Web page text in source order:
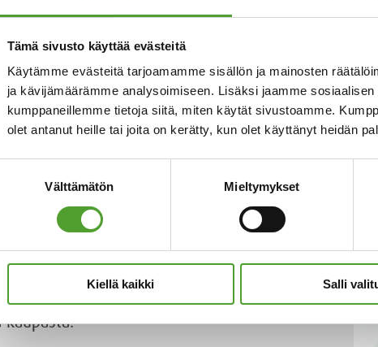
Tämä sivusto käyttää evästeitä
Käytämme evästeitä tarjoamamme sisällön ja mainosten
ja kävijämäärämme analysoimiseen. Lisäksi jaamme
kumppaneillemme tietoja siitä, miten käytät sivustoamme.
olet antanut heille tai joita on kerätty, kun olet käyttänyt heidän
Välttämätön Mieltymykset
Kiellä kaikki Salli
arvostetaan
kumppanuuksia
on auttaa sujuvamman arjen
kuuluu suomalaiseen perheyhtiö Algol-
yli 130 vuoden kokemus
kaupasta.